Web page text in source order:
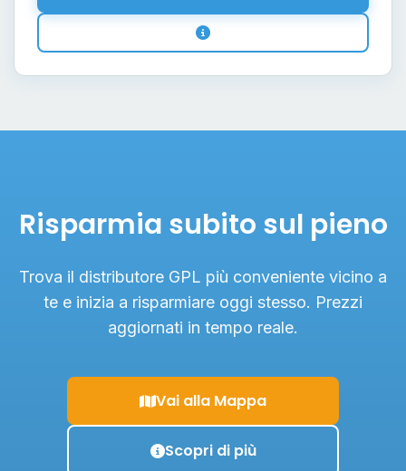
Risparmia subito sul pieno
Trova il distributore GPL più conveniente vicino a
te e inizia a risparmiare oggi stesso. Prezzi
aggiornati in tempo reale.
Vai alla Mappa
Scopri di più